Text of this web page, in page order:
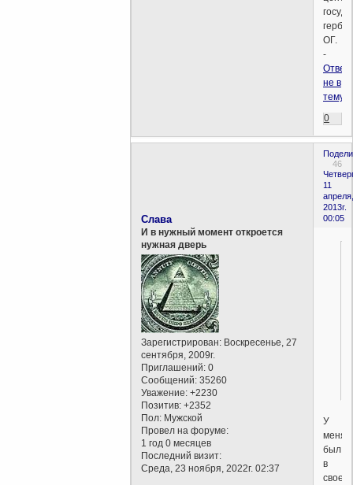
герба
ОГ.
-
не в
тему!!!
0
46
11
апреля,
2013г.
00:05
Слава
И в нужный момент откроется
нужная дверь
Зарегистрирован: Воскресенье, 27
сентября, 2009г.
Приглашений: 0
Сообщений: 35260
Уважение: +2230
Позитив: +2352
Пол: Мужской
Провел на форуме:
1 год 0 месяцев
Последний визит:
Среда, 23 ноября, 2022г. 02:37
У
меня
был
в
свое